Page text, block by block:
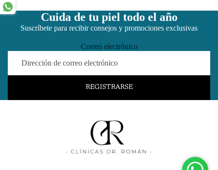
Cuida de tu piel todo el año
Suscríbete para recibir consejos y promociones exclusivas
Correo electrónico
REGISTRARSE